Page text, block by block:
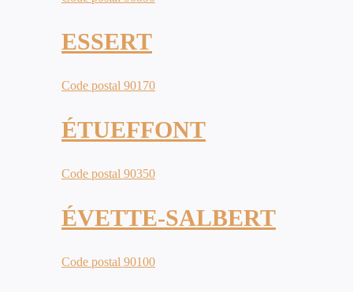
ESSERT
Code postal 90170
ÉTUEFFONT
Code postal 90350
ÉVETTE-SALBERT
Code postal 90100